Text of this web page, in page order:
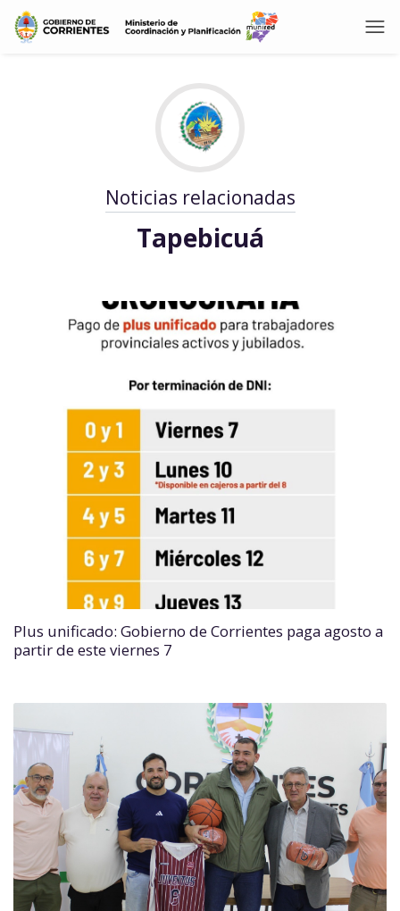
Noticias relacionadas
Tapebicuá
Plus unificado: Gobierno de Corrientes paga agosto a
partir de este viernes 7